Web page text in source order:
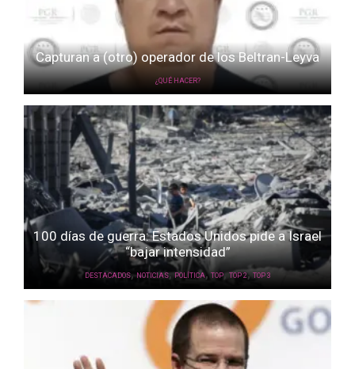
Capturan a (otro) operador de los Beltran-Leyva
¿QUÉ HACER?
100 días de guerra: Estados Unidos pide a Israel
“bajar intensidad”
DESTACADOS, NOTICIAS,POLÍTICA,TOP, TOP 2,TOP 3